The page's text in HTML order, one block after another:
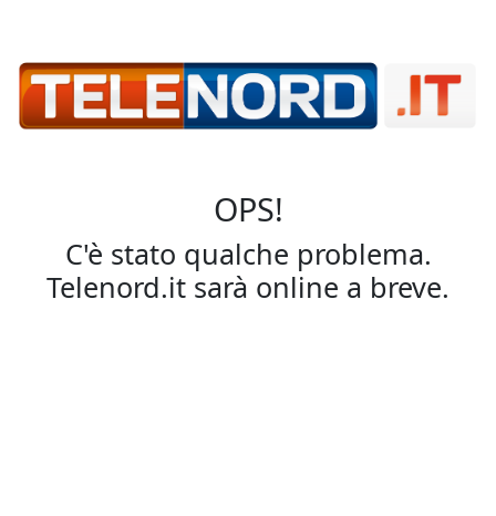
OPS!
C'è stato qualche problema.
Telenord.it sarà online a breve.